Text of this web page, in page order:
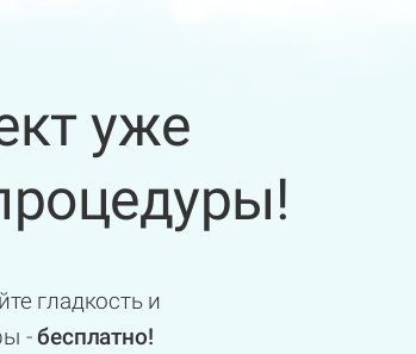
уже
гладкость и
-бесплатно!